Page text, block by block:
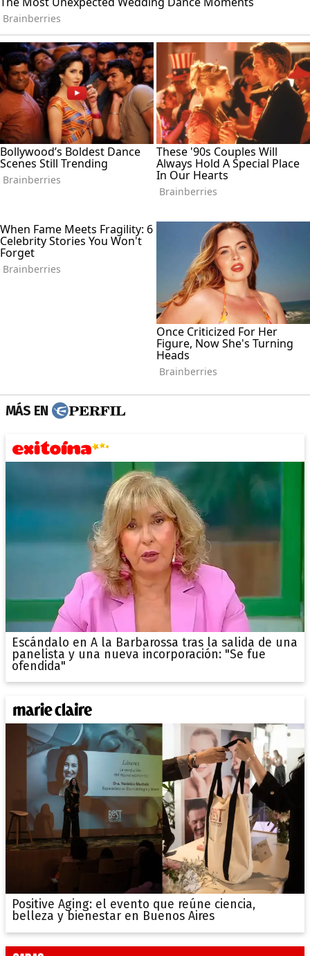
MÁS EN
Escándalo en A la Barbarossa tras la salida de una
panelista y una nueva incorporación: "Se fue
ofendida"
Positive Aging: el evento que reúne ciencia,
belleza y bienestar en Buenos Aires